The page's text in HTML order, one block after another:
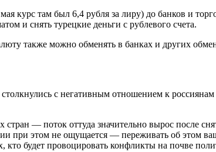
там был 6,4 рубля за лиру) до банков и
и снять турецкие деньги с рублевого счета.
также можно обменять в банках и других
с негативным отношением к
— поток оттуда значительно вырос после
при этом не ощущается — переживать об этом
будет провоцировать конфликты на почве